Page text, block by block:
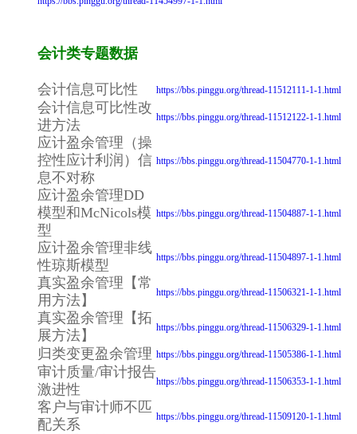
会计类专题数据
会计信息可比性 https://bbs.pinggu.org/thread-11512111-1-1.html
会计信息可比性改
进方法
https://bbs.pinggu.org/thread-11512122-1-1.html
应计盈余管理（操
控性应计利润）信
息不对称
https://bbs.pinggu.org/thread-11504770-1-1.html
应计盈余管理DD
模型和McNicols模
型
https://bbs.pinggu.org/thread-11504887-1-1.html
应计盈余管理非线
性琼斯模型
https://bbs.pinggu.org/thread-11504897-1-1.html
真实盈余管理【常
用方法】
https://bbs.pinggu.org/thread-11506321-1-1.html
真实盈余管理【拓
展方法】
https://bbs.pinggu.org/thread-11506329-1-1.html
归类变更盈余管理 https://bbs.pinggu.org/thread-11505386-1-1.html
审计质量/审计报告
激进性
https://bbs.pinggu.org/thread-11506353-1-1.html
客户与审计师不匹
配关系
https://bbs.pinggu.org/thread-11509120-1-1.html